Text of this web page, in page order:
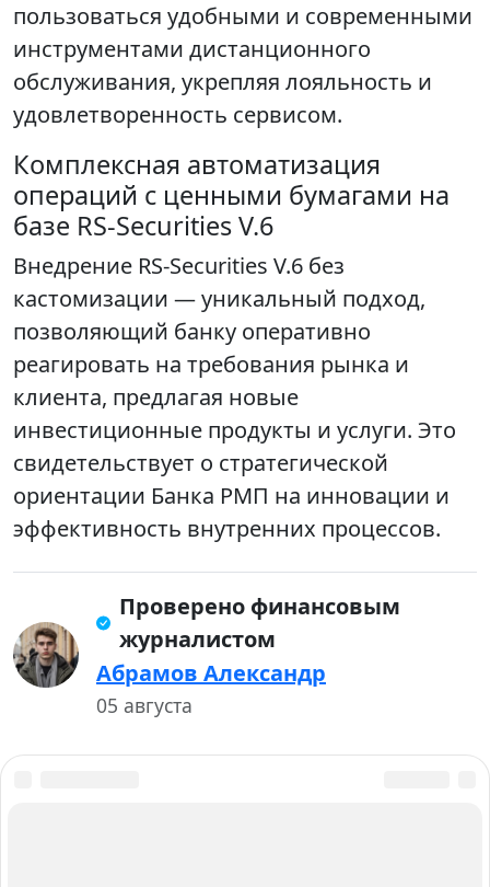
пользоваться удобными и современными
инструментами дистанционного
обслуживания, укрепляя лояльность и
удовлетворенность сервисом.
Комплексная автоматизация
операций с ценными бумагами на
базе RS-Securities V.6
Внедрение RS-Securities V.6 без
кастомизации — уникальный подход,
позволяющий банку оперативно
реагировать на требования рынка и
клиента, предлагая новые
инвестиционные продукты и услуги. Это
свидетельствует о стратегической
ориентации Банка РМП на инновации и
эффективность внутренних процессов.
Проверено финансовым
журналистом
Абрамов Александр
05 августа